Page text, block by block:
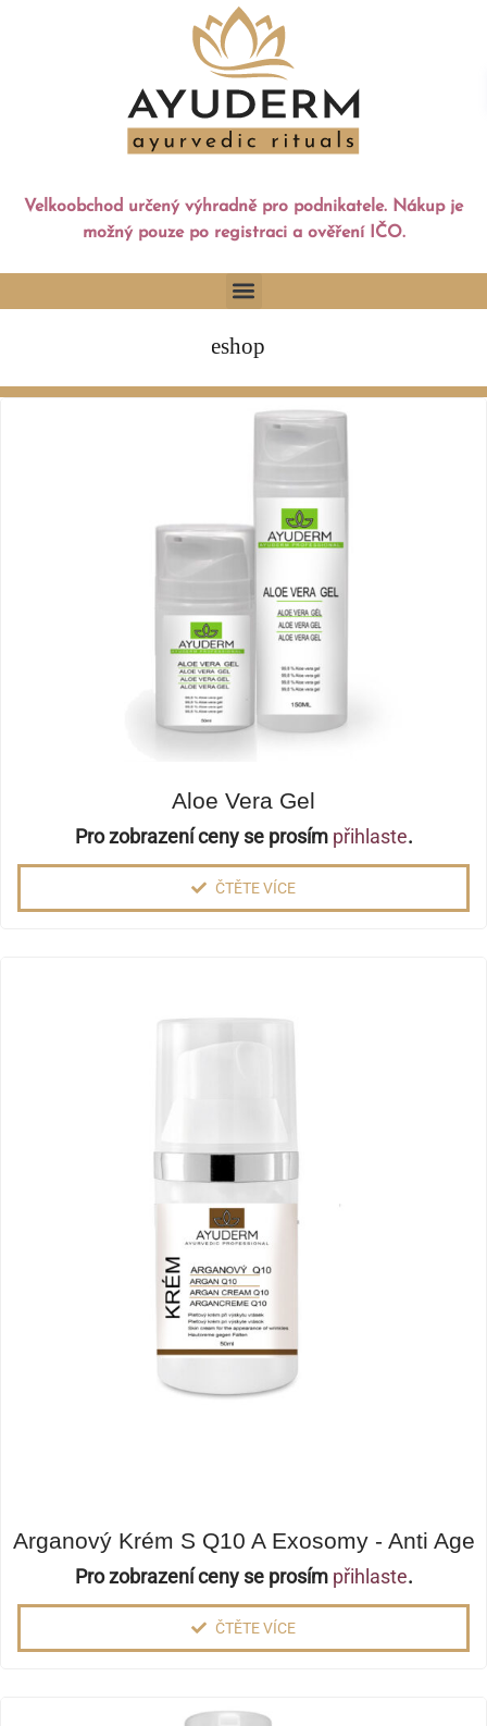
Velkoobchod určený výhradně pro podnikatele. Nákup je
možný pouze po registraci a ověření IČO.
eshop
Aloe Vera Gel
Pro zobrazení ceny se prosím přihlaste.
ČTĚTE VÍCE
Arganový Krém S Q10 A Exosomy - Anti Age
Pro zobrazení ceny se prosím přihlaste.
ČTĚTE VÍCE